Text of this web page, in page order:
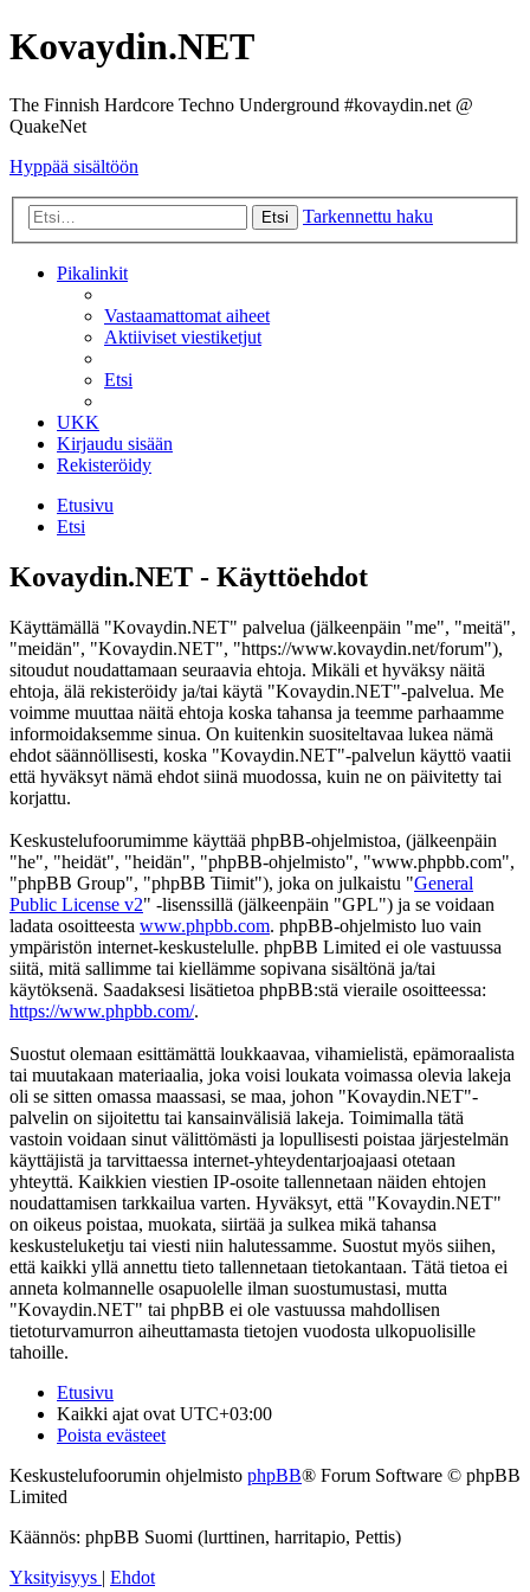
Kovaydin.NET
The Finnish Hardcore Techno Underground #kovaydin.net @
QuakeNet
Hyppää sisältöön
Etsi Tarkennettu haku
Pikalinkit
Vastaamattomat aiheet
Aktiiviset viestiketjut
Etsi
UKK
Kirjaudu sisään
Rekisteröidy
Etusivu
Etsi
Kovaydin.NET - Käyttöehdot
Käyttämällä "Kovaydin.NET" palvelua (jälkeenpäin "me", "meitä",
"meidän", "Kovaydin.NET", "https://www.kovaydin.net/forum"),
sitoudut noudattamaan seuraavia ehtoja. Mikäli et hyväksy näitä
ehtoja, älä rekisteröidy ja/tai käytä "Kovaydin.NET"-palvelua. Me
voimme muuttaa näitä ehtoja koska tahansa ja teemme parhaamme
informoidaksemme sinua. On kuitenkin suositeltavaa lukea nämä
ehdot säännöllisesti, koska "Kovaydin.NET"-palvelun käyttö vaatii
että hyväksyt nämä ehdot siinä muodossa, kuin ne on päivitetty tai
korjattu.
Keskustelufoorumimme käyttää phpBB-ohjelmistoa, (jälkeenpäin
"he", "heidät", "heidän", "phpBB-ohjelmisto", "www.phpbb.com",
"phpBB Group", "phpBB Tiimit"), joka on julkaistu "General
Public License v2" -lisenssillä (jälkeenpäin "GPL") ja se voidaan
ladata osoitteesta www.phpbb.com. phpBB-ohjelmisto luo vain
ympäristön internet-keskustelulle. phpBB Limited ei ole vastuussa
siitä, mitä sallimme tai kiellämme sopivana sisältönä ja/tai
käytöksenä. Saadaksesi lisätietoa phpBB:stä vieraile osoitteessa:
https://www.phpbb.com/.
Suostut olemaan esittämättä loukkaavaa, vihamielistä, epämoraalista
tai muutakaan materiaalia, joka voisi loukata voimassa olevia lakeja
oli se sitten omassa maassasi, se maa, johon "Kovaydin.NET"-
palvelin on sijoitettu tai kansainvälisiä lakeja. Toimimalla tätä
vastoin voidaan sinut välittömästi ja lopullisesti poistaa järjestelmän
käyttäjistä ja tarvittaessa internet-yhteydentarjoajaasi otetaan
yhteyttä. Kaikkien viestien IP-osoite tallennetaan näiden ehtojen
noudattamisen tarkkailua varten. Hyväksyt, että "Kovaydin.NET"
on oikeus poistaa, muokata, siirtää ja sulkea mikä tahansa
keskusteluketju tai viesti niin halutessamme. Suostut myös siihen,
että kaikki yllä annettu tieto tallennetaan tietokantaan. Tätä tietoa ei
anneta kolmannelle osapuolelle ilman suostumustasi, mutta
"Kovaydin.NET" tai phpBB ei ole vastuussa mahdollisen
tietoturvamurron aiheuttamasta tietojen vuodosta ulkopuolisille
tahoille.
Etusivu
Kaikki ajat ovat UTC+03:00
Poista evästeet
Keskustelufoorumin ohjelmisto phpBB® Forum Software © phpBB
Limited
Käännös: phpBB Suomi (lurttinen, harritapio, Pettis)
Yksityisyys | Ehdot